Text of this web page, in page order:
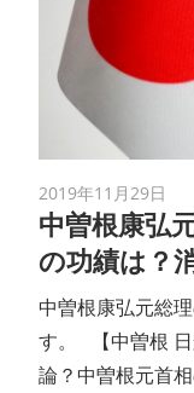
2019年11月29日
中曽根康弘
の功績は？
中曽根康弘元総
す。 【中曽根
論？中曽根元首